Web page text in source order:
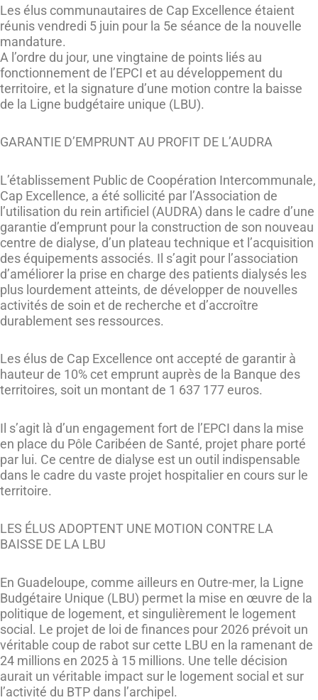
Les élus communautaires de Cap Excellence étaient
réunis vendredi 5 juin pour la 5e séance de la nouvelle
mandature.
A l’ordre du jour, une vingtaine de points liés au
fonctionnement de l’EPCI et au développement du
territoire, et la signature d’une motion contre la baisse
de la Ligne budgétaire unique (LBU).
GARANTIE D’EMPRUNT AU PROFIT DE L’AUDRA
L’établissement Public de Coopération Intercommunale,
Cap Excellence, a été sollicité par l’Association de
l’utilisation du rein artificiel (AUDRA) dans le cadre d’une
garantie d’emprunt pour la construction de son nouveau
centre de dialyse, d’un plateau technique et l’acquisition
des équipements associés. Il s’agit pour l’association
d’améliorer la prise en charge des patients dialysés les
plus lourdement atteints, de développer de nouvelles
activités de soin et de recherche et d’accroître
durablement ses ressources.
Les élus de Cap Excellence ont accepté de garantir à
hauteur de 10% cet emprunt auprès de la Banque des
territoires, soit un montant de 1 637 177 euros.
Il s’agit là d’un engagement fort de l’EPCI dans la mise
en place du Pôle Caribéen de Santé, projet phare porté
par lui. Ce centre de dialyse est un outil indispensable
dans le cadre du vaste projet hospitalier en cours sur le
territoire.
LES ÉLUS ADOPTENT UNE MOTION CONTRE LA
BAISSE DE LA LBU
En Guadeloupe, comme ailleurs en Outre-mer, la Ligne
Budgétaire Unique (LBU) permet la mise en œuvre de la
politique de logement, et singulièrement le logement
social. Le projet de loi de finances pour 2026 prévoit un
véritable coup de rabot sur cette LBU en la ramenant de
24 millions en 2025 à 15 millions. Une telle décision
aurait un véritable impact sur le logement social et sur
l’activité du BTP dans l’archipel.